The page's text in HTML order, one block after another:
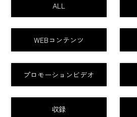
ALL
WEBコンテンツ
プロモーションビデオ
収録